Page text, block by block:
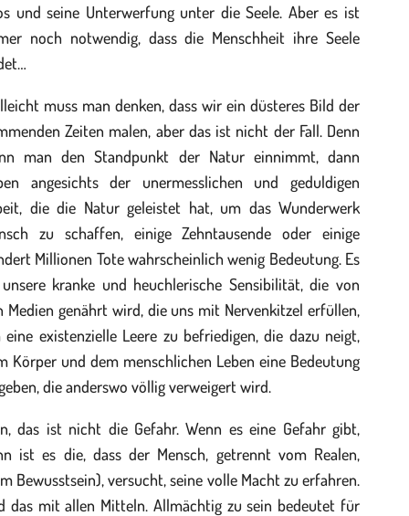
und seine Unterwerfung unter die Seele. Aber es ist
noch notwendig, dass die Menschheit ihre Seele
muss man denken, dass wir ein düsteres Bild der
Zeiten malen, aber das ist nicht der Fall. Denn
man den Standpunkt der Natur einnimmt, dann
angesichts der unermesslichen und geduldigen
die die Natur geleistet hat, um das Wunderwerk
zu schaffen, einige Zehntausende oder einige
Millionen Tote wahrscheinlich wenig Bedeutung. Es
kranke und heuchlerische Sensibilität, die von
Medien genährt wird, die uns mit Nervenkitzel erfüllen,
eine existenzielle Leere zu befriedigen, die dazu neigt,
Körper und dem menschlichen Leben eine Bedeutung
die anderswo völlig verweigert wird.
das ist nicht die Gefahr. Wenn es eine Gefahr gibt,
ist es die, dass der Mensch, getrennt vom Realen,
Bewusstsein), versucht, seine volle Macht zu erfahren.
das mit allen Mitteln. Allmächtig zu sein bedeutet für